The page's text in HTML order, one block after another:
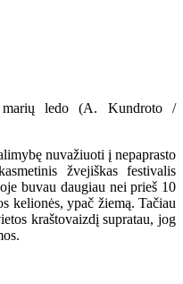
nuvažiuoti į nepaprasto
žvejiškas festivalis
buvau daugiau nei prieš 10
kelionės, ypač žiemą. Tačiau
kraštovaizdį supratau, jog